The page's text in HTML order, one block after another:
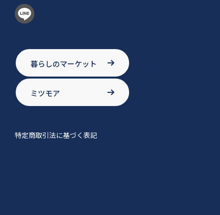
暮らしのマーケット
ミツモア
特定商取引法に基づく表記